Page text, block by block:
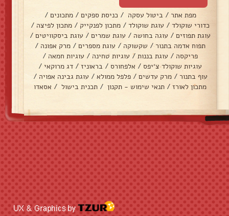
מפת אתר / ביטול עסקה / כניסת ספקים / מתכונים /
כדורי שוקולד / עוגת שוקולד / מתכון לפנקייק / מתכון לפיצה /
עוגת תפוזים / עוגה בחושה / עוגת שמרים / עוגת ביסקוויטים /
תפוח אדמה בתנור/ שקשוקה / עוגת מספרים / מרק אפונה /
פריקסה / עוגת בננות / עוגיות טחינה / עוגיות חמאה /
עוגיות שוקולד צ׳יפס / אלפחורס / בראוניז / דג מרוקאי /
עוף בתנור / מרק עדשים / פלפל ממולא / עוגת גבינה אפויה /
מתכון לאורז / תנאי שימוש - תקנון / תכנית בישול / אסאדו